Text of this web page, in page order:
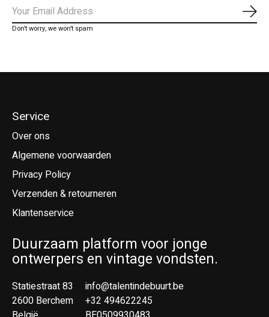
Don’t worry, we won’t spam
Service
Over ons
Algemene voorwaarden
Privacy Policy
Verzenden & retourneren
Klantenservice
Duurzaam platform voor jonge
ontwerpers en vintage vondsten.
Statiestraat 83
2600 Berchem
info@talentindebuurt.be
+32 494622245